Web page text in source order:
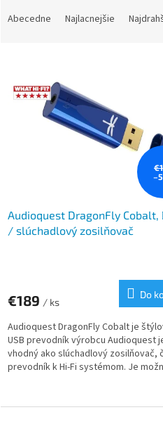
Abecedne Najlacnejšie
Audioquest DragonFly Cobalt,
/ slúchadlový zosilňovač
€189 / ks
Do
Audioquest DragonFly Cobalt je
USB prevodník výrobcu Audioquest
vhodný ako slúchadlový zosilňovač,
prevodník k Hi-Fi systémom. Je